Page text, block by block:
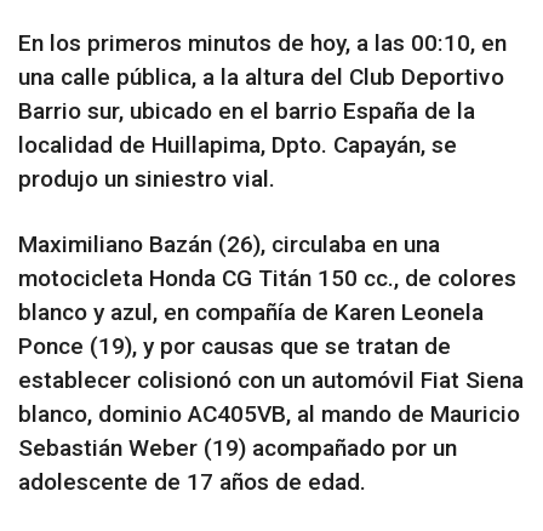
En los primeros minutos de hoy, a las 00:10, en
una calle pública, a la altura del Club Deportivo
Barrio sur, ubicado en el barrio España de la
localidad de Huillapima, Dpto. Capayán, se
produjo un siniestro vial.
Maximiliano Bazán (26), circulaba en una
motocicleta Honda CG Titán 150 cc., de colores
blanco y azul, en compañía de Karen Leonela
Ponce (19), y por causas que se tratan de
establecer colisionó con un automóvil Fiat Siena
blanco, dominio AC405VB, al mando de Mauricio
Sebastián Weber (19) acompañado por un
adolescente de 17 años de edad.